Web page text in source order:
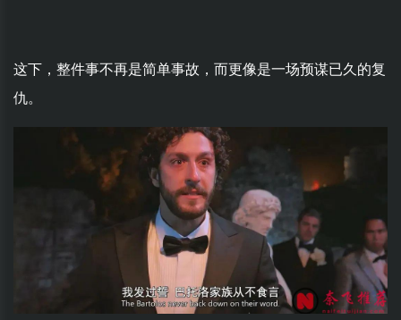
这下，整件事不再是简单事故，而更像是一场预谋已久的复
仇。